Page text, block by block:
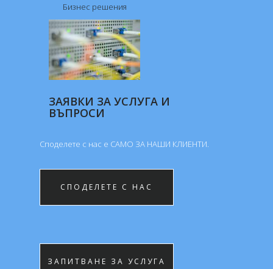
Бизнес решения
ЗАЯВКИ ЗА УСЛУГА И
ВЪПРОСИ
Споделете с нас е САМО ЗА НАШИ КЛИЕНTИ.
СПОДЕЛЕТЕ С НАС
ЗАПИТВАНЕ ЗА УСЛУГА